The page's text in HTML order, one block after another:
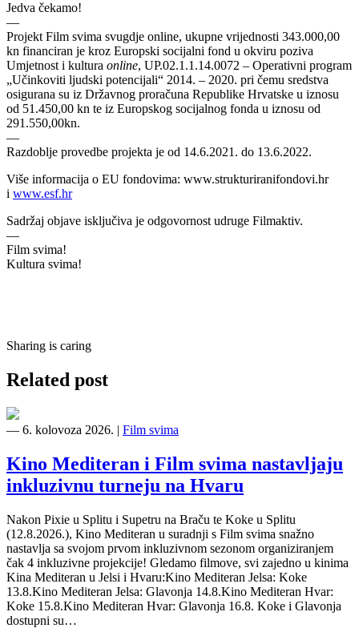
Jedva čekamo!
—
Projekt Film svima svugdje online, ukupne vrijednosti 343.000,00
kn financiran je kroz Europski socijalni fond u okviru poziva
Umjetnost i kultura online, UP.02.1.1.14.0072 – Operativni program
„Učinkoviti ljudski potencijali“ 2014. – 2020. pri čemu sredstva
osigurana su iz Državnog proračuna Republike Hrvatske u iznosu
od 51.450,00 kn te iz Europskog socijalnog fonda u iznosu od
291.550,00kn.
—
Razdoblje provedbe projekta je od 14.6.2021. do 13.6.2022.
Više informacija o EU fondovima: www.strukturiranifondovi.hr
i www.esf.hr
Sadržaj objave isključiva je odgovornost udruge Filmaktiv.
—
Film svima!
Kultura svima!
Sharing is caring
Related post
― 6. kolovoza 2026. | Film svima
Kino Mediteran i Film svima nastavljaju
inkluzivnu turneju na Hvaru
Nakon Pixie u Splitu i Supetru na Braču te Koke u Splitu
(12.8.2026.), Kino Mediteran u suradnji s Film svima snažno
nastavlja sa svojom prvom inkluzivnom sezonom organiziranjem
čak 4 inkluzivne projekcije! Gledamo filmove, svi zajedno u kinima
Kina Mediteran u Jelsi i Hvaru:Kino Mediteran Jelsa: Koke
13.8.Kino Mediteran Jelsa: Glavonja 14.8.Kino Mediteran Hvar:
Koke 15.8.Kino Mediteran Hvar: Glavonja 16.8. Koke i Glavonja
dostupni su…